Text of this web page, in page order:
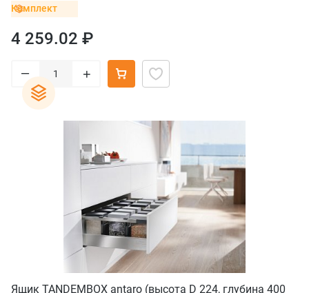
Комплект
4 259.02 ₽
– +
Ящик TANDEMBOX antaro (высота D 224, глубина 400